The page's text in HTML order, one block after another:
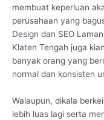
membuat keperluan
perusahaan yang
Design dan SEO
Klaten Tengah juga
banyak orang yang
normal dan konsisten
Walaupun, dikala
lebih luas lagi serta